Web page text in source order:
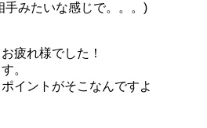
みたいな感じで。。。)
疲れ様でした！
。
イントがそこなんですよ